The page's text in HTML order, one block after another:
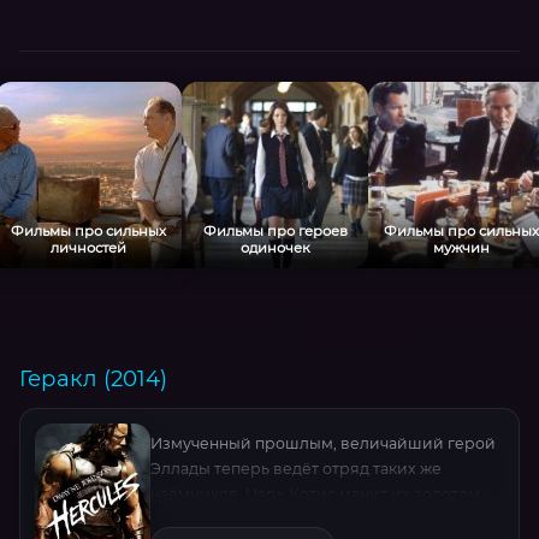
Фильмы про сильных
личностей
Фильмы про героев
одиночек
Фильмы про сильных
мужчин
Геракл (2014)
Измученный прошлым, величайший герой
Эллады теперь ведёт отряд таких же